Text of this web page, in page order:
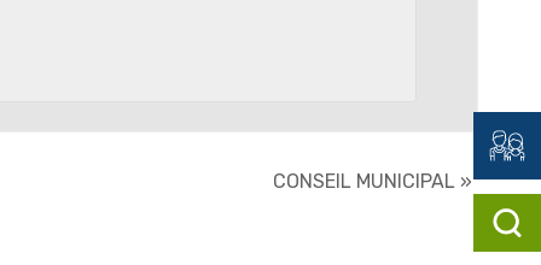
CONSEIL MUNICIPAL »